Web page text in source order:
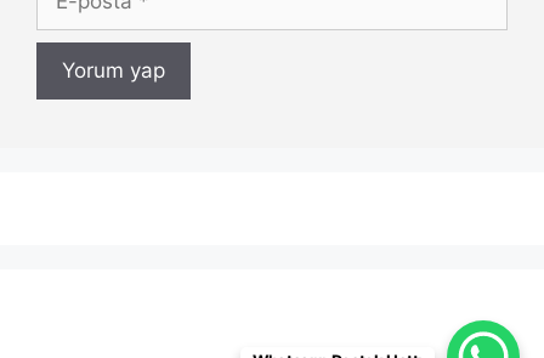
posta